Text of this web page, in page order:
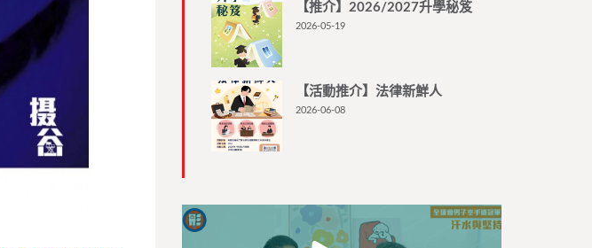
【推介】2026/2027升學秘笈
2026-05-19
【活動推介】法律新鮮人
2026-06-08